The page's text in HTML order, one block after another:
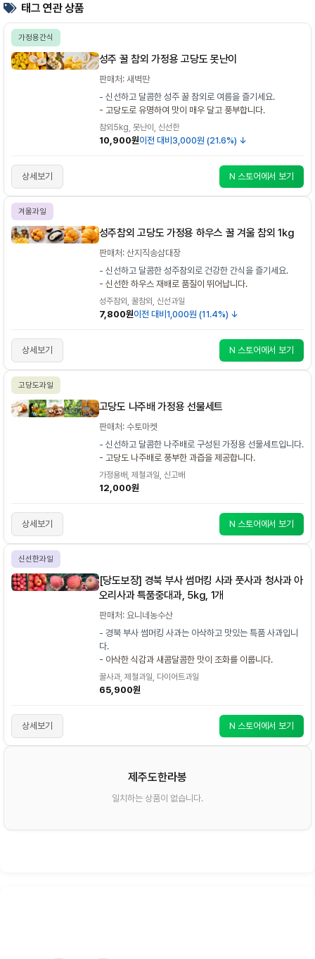
태그 연관 상품
가정용간식
성주 꿀 참외 가정용 고당도 못난이
판매처: 새벽딴
- 신선하고 달콤한 성주 꿀 참외로 여름을 즐기세요.
- 고당도로 유명하여 맛이 매우 달고 풍부합니다.
참외5kg, 못난이, 신선한
10,900원이전 대비 3,000원 (21.6%) ↓
상세보기 N 스토어에서 보기
겨울과일
성주참외 고당도 가정용 하우스 꿀 겨울 참외 1kg
판매처: 산지직송삼대장
- 신선하고 달콤한 성주참외로 건강한 간식을 즐기세요.
- 신선한 하우스 재배로 품질이 뛰어납니다.
성주참외, 꿀참외, 신선과일
7,800원이전 대비 1,000원 (11.4%) ↓
상세보기 N 스토어에서 보기
고당도과일
고당도 나주배 가정용 선물세트
판매처: 수토마켓
- 신선하고 달콤한 나주배로 구성된 가정용 선물세트입니다.
- 고당도 나주배로 풍부한 과즙을 제공합니다.
가정용배, 제철과일, 신고배
12,000원
상세보기 N 스토어에서 보기
신선한과일
[당도보장] 경북 부사 썸머킹 사과 풋사과 청사과 아
오리사과 특품중대과, 5kg, 1개
판매처: 요니네농수산
- 경북 부사 썸머킹 사과는 아삭하고 맛있는 특품 사과입니
다.
- 아삭한 식감과 새콤달콤한 맛이 조화를 이룹니다.
꿀사과, 제철과일, 다이어트과일
65,900원
상세보기 N 스토어에서 보기
제주도한라봉
일치하는 상품이 없습니다.